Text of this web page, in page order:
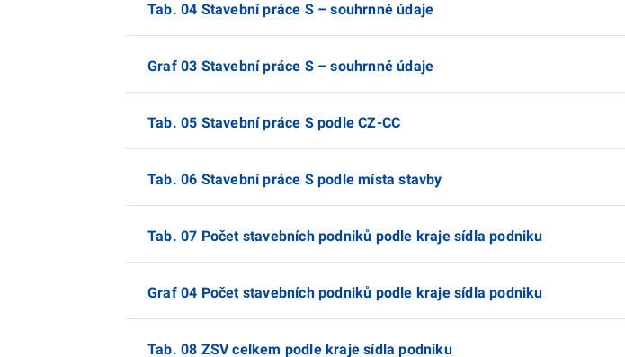
Tab. 04 Stavební práce S – souhrnné údaje
Graf 03 Stavební práce S – souhrnné údaje
Tab. 05 Stavební práce S podle CZ-CC
Tab. 06 Stavební práce S podle místa stavby
Tab. 07 Počet stavebních podniků podle kraje sídla podniku
Graf 04 Počet stavebních podniků podle kraje sídla podniku
Tab. 08 ZSV celkem podle kraje sídla podniku